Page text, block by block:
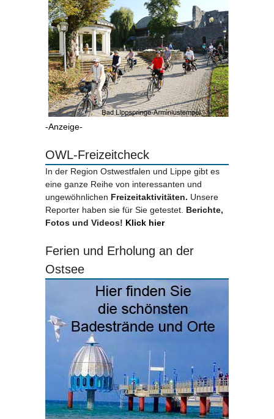
-Anzeige-
OWL-Freizeitcheck
In der Region Ostwestfalen und Lippe gibt es
eine ganze Reihe von interessanten und
ungewöhnlichen Freizeitaktivitäten. Unsere
Reporter haben sie für Sie getestet. Berichte,
Fotos und Videos! Klick hier
Ferien und Erholung an der
Ostsee